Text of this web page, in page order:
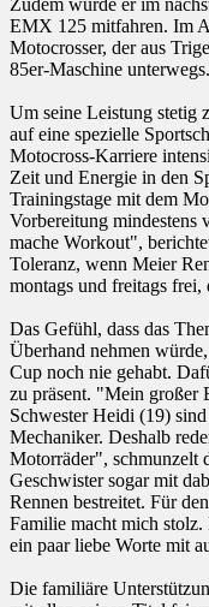
Zudem würde er im
EMX 125 mitfahren. Im
Motocrosser, der aus
85er-Maschine unterwegs.
Um seine Leistung stetig
auf eine spezielle
Motocross-Karriere
Zeit und Energie in den
Trainingstage mit dem
Vorbereitung mindestens
mache Workout",
Toleranz, wenn Meier
montags und freitags
Das Gefühl, dass das
Überhand nehmen
Cup noch nie gehabt.
zu präsent. "Mein großer
Schwester Heidi (19)
Mechaniker. Deshalb
Motorräder", schmunzelt
Geschwister sogar mit
Rennen bestreitet. Für
Familie macht mich
ein paar liebe Worte mit
Die familiäre